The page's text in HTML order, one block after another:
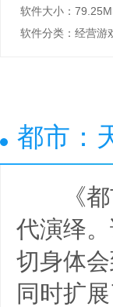
软件大小：
软件分类： 经营游
都市：
《都市
代演绎
切身体
同时扩